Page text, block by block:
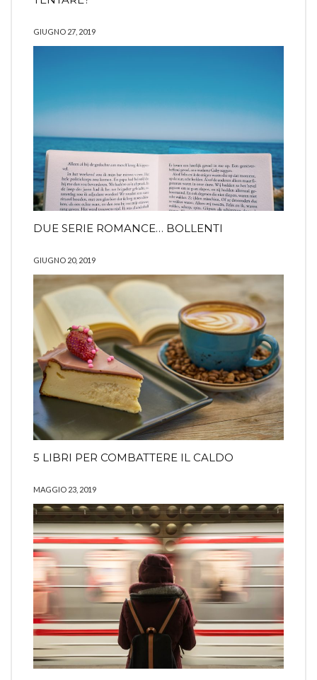
GIUGNO 27, 2019
DUE SERIE ROMANCE… BOLLENTI
GIUGNO 20, 2019
5 LIBRI PER COMBATTERE IL CALDO
MAGGIO 23, 2019